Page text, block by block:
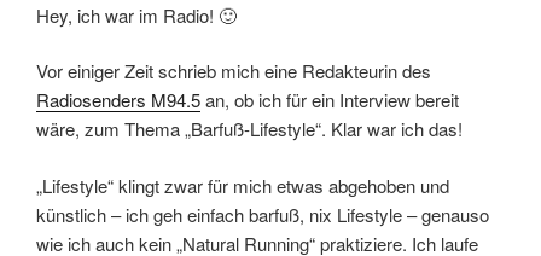
Hey, ich war im Radio! 🙂
Vor einiger Zeit schrieb mich eine Redakteurin des
Radiosenders M94.5an, ob ich für ein Interview bereit
wäre, zum Thema „Barfuß-Lifestyle“. Klar war ich das!
„Lifestyle“ klingt zwar für mich etwas abgehoben und
künstlich – ich geh einfach barfuß, nix Lifestyle – genauso
wie ich auch kein „Natural Running“ praktiziere. Ich laufe